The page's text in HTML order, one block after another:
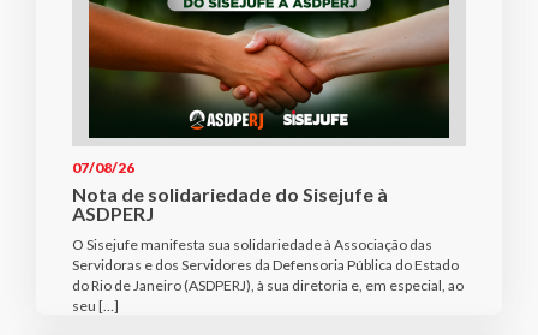
07/08/26
Nota de solidariedade do Sisejufe à
ASDPERJ
O Sisejufe manifesta sua solidariedade à Associação das
Servidoras e dos Servidores da Defensoria Pública do Estado
do Rio de Janeiro (ASDPERJ), à sua diretoria e, em especial, ao
seu […]